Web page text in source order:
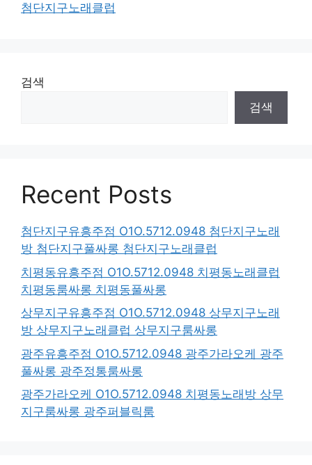
첨단지구노래클럽
검색
검색
Recent Posts
첨단지구유흥주점 O1O.5712.0948 첨단지구노래
방 첨단지구풀싸롱 첨단지구노래클럽
치평동유흥주점 O1O.5712.0948 치평동노래클럽
치평동룸싸롱 치평동풀싸롱
상무지구유흥주점 O1O.5712.0948 상무지구노래
방 상무지구노래클럽 상무지구룸싸롱
광주유흥주점 O1O.5712.0948 광주가라오케 광주
풀싸롱 광주정통룸싸롱
광주가라오케 O1O.5712.0948 치평동노래방 상무
지구룸싸롱 광주퍼블릭룸